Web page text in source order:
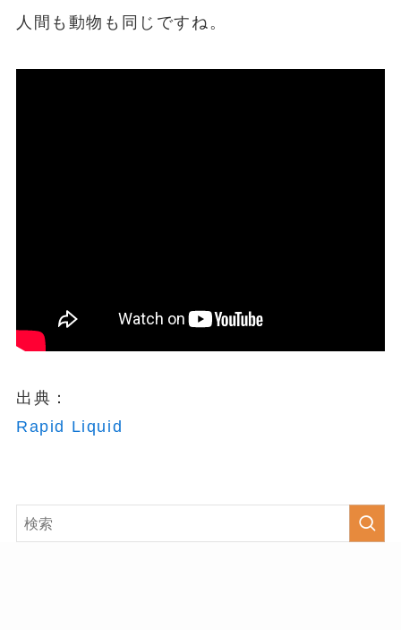
人間も動物も同じですね。
出典：
Rapid Liquid